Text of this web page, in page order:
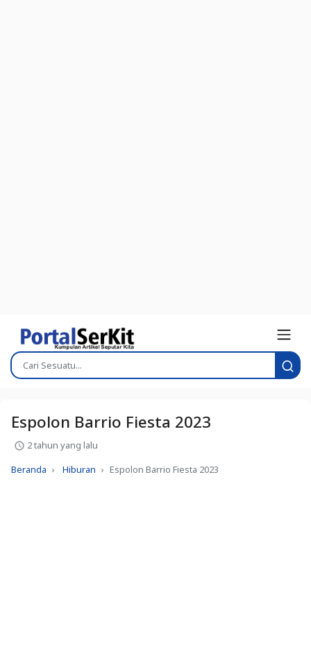
Espolon Barrio Fiesta 2023
2 tahun yang lalu
Beranda
Hiburan Espolon Barrio Fiesta 2023